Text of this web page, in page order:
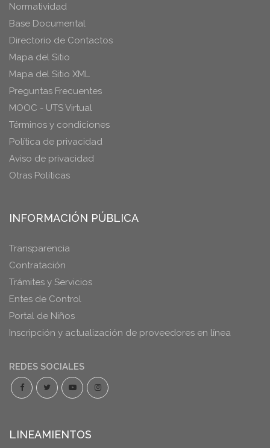
Normatividad
Base Documental
Directorio de Contactos
Mapa del Sitio
Mapa del Sitio XML
Preguntas Frecuentes
MOOC - UTS Virtual
Términos y condiciones
Política de privacidad
Aviso de privacidad
Otras Políticas
INFORMACIÓN PÚBLICA
Transparencia
Contratación
Trámites y Servicios
Entes de Control
Portal de Niños
Inscripción y actualización de proveedores en línea
REDES SOCIALES
LINEAMIENTOS